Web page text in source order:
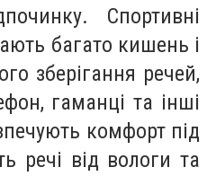
Спортивні
багато кишень і
зберігання речей,
гаманці та інші
комфорт під
речі від вологи та